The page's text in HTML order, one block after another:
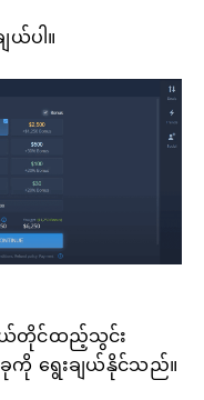
ယ်ပါ။
တိုင်ထည့်သွင်း
ရွေးချယ်နိုင်သည်။